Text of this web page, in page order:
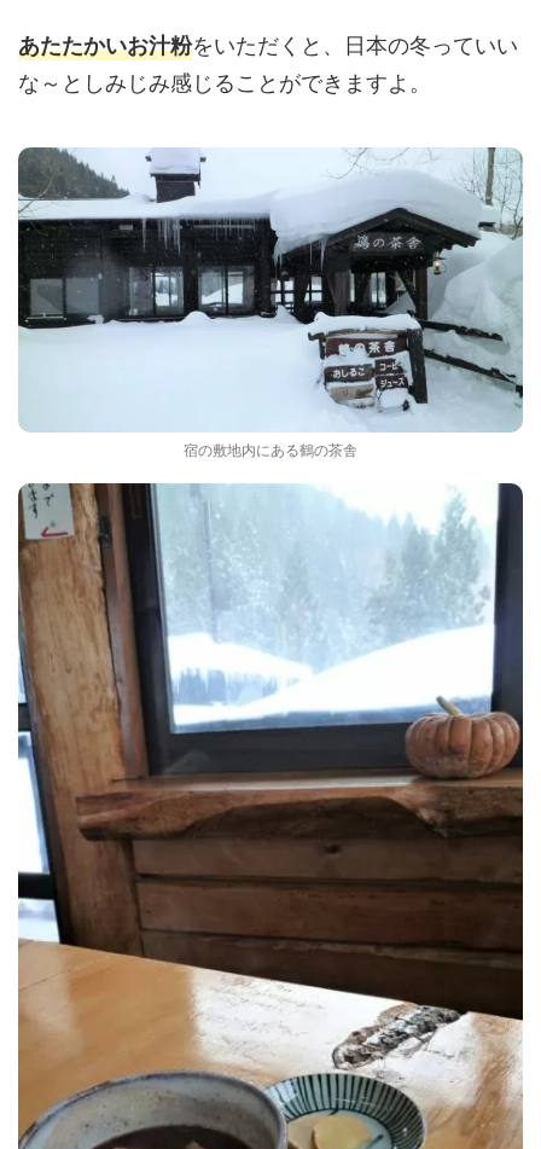
あたたかいお汁粉をいただくと、日本の冬っていい
な～としみじみ感じることができますよ。
宿の敷地内にある鶴の茶舎